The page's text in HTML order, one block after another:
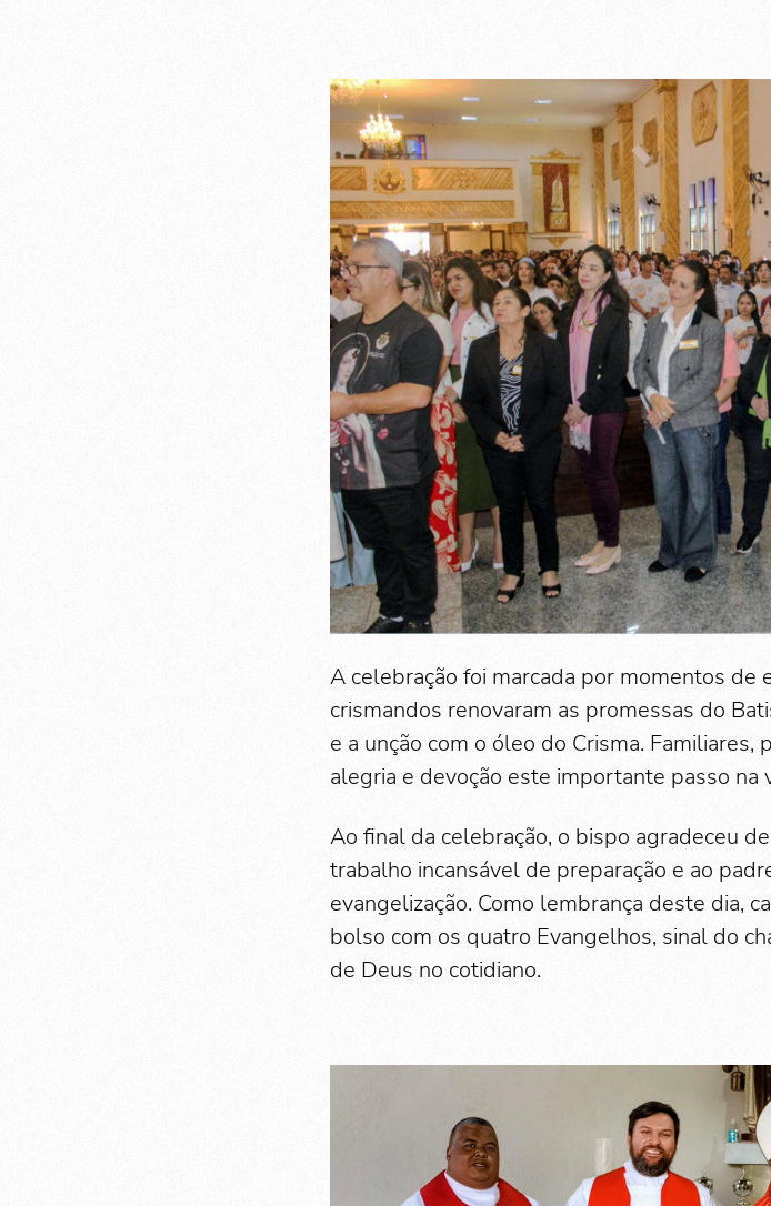
A celebração foi marcada por momentos de
crismandos renovaram as promessas do
e a unção com o óleo do Crisma.
alegria e devoção este importante passo na
Ao final da celebração, o bispo agradeceu
trabalho incansável de preparação e ao
evangelização. Como lembrança deste dia,
bolso com os quatro Evangelhos, sinal do
de Deus no cotidiano.